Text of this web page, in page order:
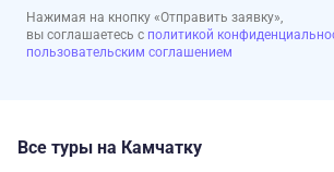
Нажимая на кнопку «Отправить заявку»,
вы соглашаетесь с политикой
пользовательским соглашением
Все туры на Камчатку